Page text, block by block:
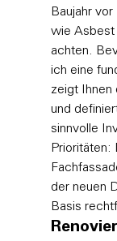
Baujahr
wie Asbest
achten.
ich eine
zeigt Ihnen
und
sinnvolle
Prioritäten:
der neuen
Basis